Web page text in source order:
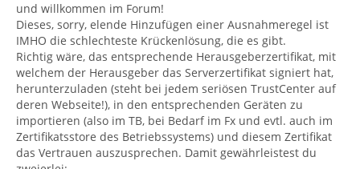
und willkommen im Forum!
Dieses, sorry, elende Hinzufügen einer Ausnahmeregel ist
IMHO die schlechteste Krückenlösung, die es gibt.
Richtig wäre, das entsprechende Herausgeberzertifikat, mit
welchem der Herausgeber das Serverzertifikat signiert hat,
herunterzuladen (steht bei jedem seriösen TrustCenter auf
deren Webseite!), in den entsprechenden Geräten zu
importieren (also im TB, bei Bedarf im Fx und evtl. auch im
Zertifikatsstore des Betriebssystems) und diesem Zertifikat
das Vertrauen auszusprechen. Damit gewährleistest du